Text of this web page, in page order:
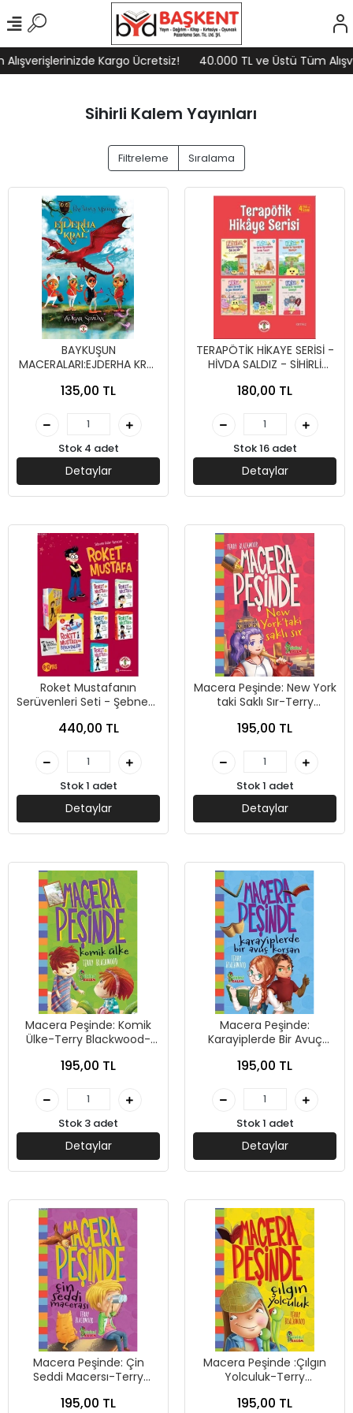
Kargo Ücretsiz! 40.000 TL ve Üstü Tüm
Sihirli Kalem Yayınları
Filtreleme Sıralama
BAYKUŞUN
MACERALARI:EJDERHA KRAL
SİHİRLİ KALEM YAYINLARI
135,00 TL
Stok 4 adet
Detaylar
TERAPÖTİK HİKAYE SERİSİ -
HİVDA SALDIZ - SİHİRLİ
180,00 TL
Stok 16 adet
Detaylar
Roket Mustafanın
Serüvenleri Seti - Şebnem
Kalem Yayınları
440,00 TL
Stok 1 adet
Detaylar
Macera Peşinde: New York
taki Saklı Sır-Terry
Yayınları
195,00 TL
Stok 1 adet
Detaylar
Macera Peşinde: Komik
Ülke-Terry Blackwood-
195,00 TL
Stok 3 adet
Detaylar
Macera Peşinde:
Karayiplerde Bir Avuç
Sihirli Kalem Yayınları
195,00 TL
Stok 1 adet
Detaylar
Macera Peşinde: Çin
Seddi Macersı-Terry
Yayınları
195,00 TL
Macera Peşinde :Çılgın
Yolculuk-Terry
Yayınları
195,00 TL